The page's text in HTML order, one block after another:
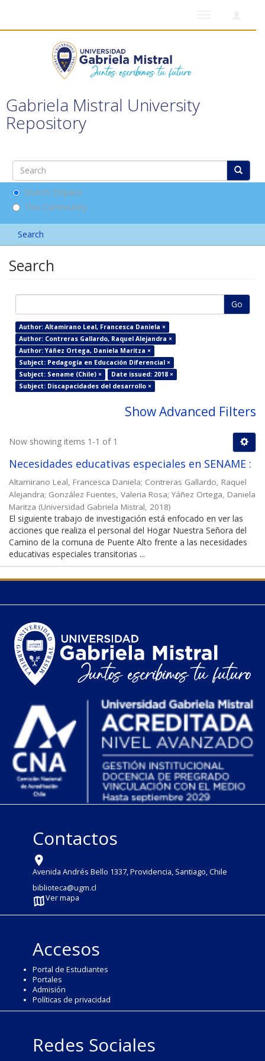
Gabriela Mistral University
Repository
Search DSpace
This Community
Search
Search
Go
Author: Altamirano Leal, Francesca Daniela ×
Author: Contreras Gallardo, Raquel Alejandra ×
Author: Yáñez Ortega, Daniela Maritza ×
Subject: Pedagogía en Educación Diferencial ×
Subject: Sename (Chile) ×
Date issued: 2018 ×
Subject: Discapacidades del desarrollo ×
Show Advanced Filters
Now showing items 1-1 of 1
Necesidades educativas especiales en SENAME :
Altamirano Leal, Francesca Daniela; Contreras Gallardo, Raquel
Alejandra; González Fuentes, Valeria Rosa; Yáñez Ortega, Daniela
Maritza (Universidad Gabriela Mistral, 2018)
El siguiente trabajo de investigación está enfocado en ver las
acciones que realiza el personal del Hogar Nuestra Señora del
Camino de la comuna de Puente Alto frente a las necesidades
educativas especiales transitorias ...
Contactos
Avenida Andrés Bello 1337, Providencia, Santiago, Chile
biblioteca@ugm.cl
Ver mapa
Accesos
Portal de Estudiantes
Portales
Admisión
Políticas de privacidad
Redes Sociales